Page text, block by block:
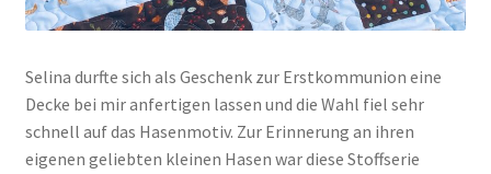
Selina durfte sich als Geschenk zur Erstkommunion eine
Decke bei mir anfertigen lassen und die Wahl fiel sehr
schnell auf das Hasenmotiv. Zur Erinnerung an ihren
eigenen geliebten kleinen Hasen war diese Stoffserie